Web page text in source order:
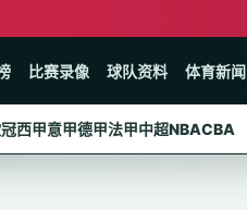
比赛录像 球队资料 体育新闻
西甲意甲德甲法甲中超NBACBA